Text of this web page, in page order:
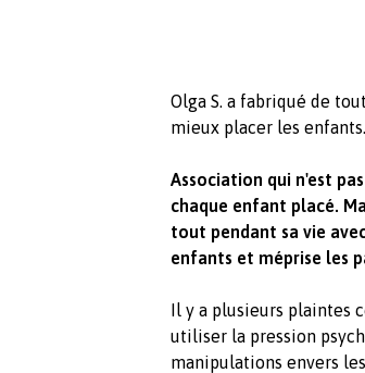
Olga S. a fabriqué de
mieux placer les enfants.
Association qui n'est
chaque enfant placé.
tout pendant sa vie
enfants et méprise les
Il y a plusieurs plaintes
utiliser la pression
manipulations envers